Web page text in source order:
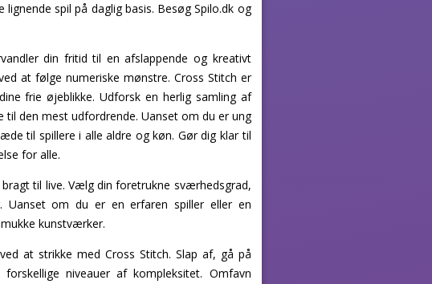
spil på daglig basis. Besøg Spilo.dk og
din fritid til en afslappende og kreativt
at følge numeriske mønstre. Cross Stitch er
frie øjeblikke. Udforsk en herlig samling af
den mest udfordrende. Uanset om du er ung
til spillere i alle aldre og køn. Gør dig klar til
for alle.
til live. Vælg din foretrukne sværhedsgrad,
Uanset om du er en erfaren spiller eller en
kunstværker.
at strikke med Cross Stitch. Slap af, gå på
niveauer af kompleksitet. Omfavn